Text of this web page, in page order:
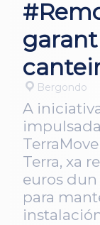
Bergondo
A
Terra, xa
euros
para